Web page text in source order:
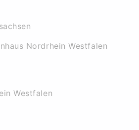
Nordrhein Westfalen
Westfalen